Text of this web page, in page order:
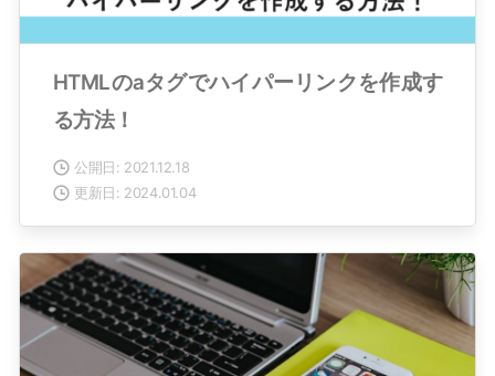
HTMLのaタグでハイパーリンクを作成す
る方法！
公開日: 2021.12.18
更新日: 2024.01.04